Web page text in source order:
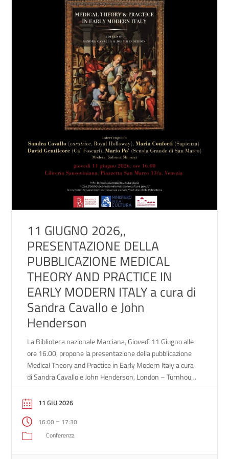
11 GIUGNO 2026,,
PRESENTAZIONE DELLA
PUBBLICAZIONE MEDICAL
THEORY AND PRACTICE IN
EARLY MODERN ITALY a cura di
Sandra Cavallo e John
Henderson
La Biblioteca nazionale Marciana, Giovedì 11 Giugno alle
ore 16.00, propone la presentazione della pubblicazione
Medical Theory and Practice in Early Modern Italy a cura
di Sandra Cavallo e John Henderson, London – Turnhout,
Stefano Trovato, Direttore della Biblioteca nazionale
Marciana Negli ultimi anni, la tradizionale distinzione tra
[…]
11 GIU 2026
16:00 – 17:30
Conferenza